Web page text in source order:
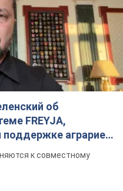
об
FREYJA,
поддержке аграриев.
к совместному